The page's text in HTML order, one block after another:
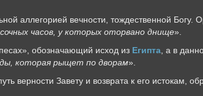
аллегорией вечности, тождественной Богу.
часов, у которых оторвано днище».
обозначающий исход из Египта, а в
которая рыщет по дворам».
верности Завету и возврата к его истокам,